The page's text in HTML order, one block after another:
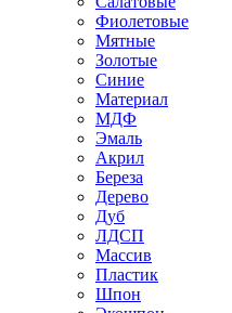
Фиолетовые
Мятные
Золотые
Синие
Материал
МДФ
Эмаль
Акрил
Береза
Дерево
Дуб
ЛДСП
Массив
Пластик
Шпон